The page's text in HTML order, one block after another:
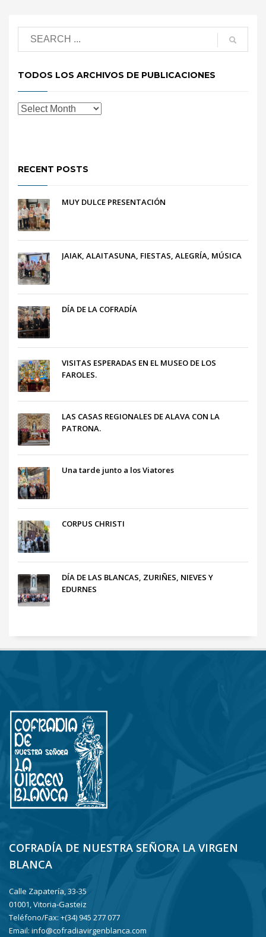
TODOS LOS ARCHIVOS DE PUBLICACIONES
RECENT POSTS
MUY DULCE PRESENTACIÓN
JAIAK, ALAITASUNA, FIESTAS, ALEGRÍA, MÚSICA
DÍA DE LA COFRADÍA
VISITAS ESPERADAS EN EL MUSEO DE LOS
FAROLES.
LAS CASAS REGIONALES DE ALAVA CON LA
PATRONA.
Una tarde junto a los Viatores
CORPUS CHRISTI
DÍA DE LAS BLANCAS, ZURIÑES, NIEVES Y
EDURNES
COFRADÍA DE NUESTRA SEÑORA LA VIRGEN
BLANCA
Calle Zapatería, 33-35
01001, Vitoria-Gasteiz
Teléfono/Fax: +(34) 945 277 077
Email: info@cofradiavirgenblanca.com